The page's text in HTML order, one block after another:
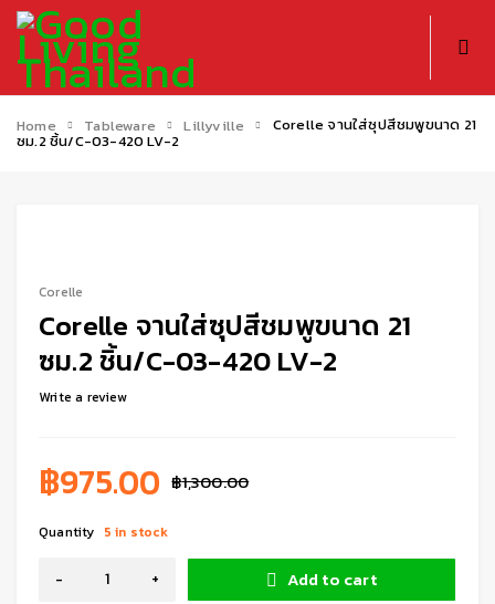
Home Tableware Lillyville Corelle จานใส่ซุปสีชมพูขนาด 21
ซม.2 ชิ้น/C-03-420 LV-2
Corelle
Corelle จานใส่ซุปสีชมพูขนาด 21
ซม.2 ชิ้น/C-03-420 LV-2
Write a review
฿1,300.00
฿975.00
Quantity 5 in stock
Add to cart